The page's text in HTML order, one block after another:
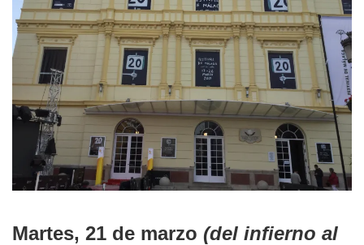
Martes, 21 de marzo (del infierno al